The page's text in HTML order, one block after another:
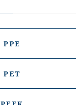
PPE
PET